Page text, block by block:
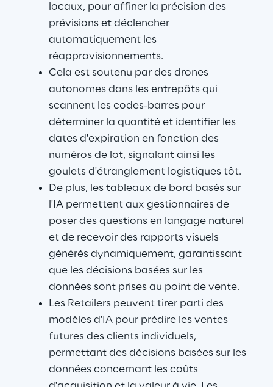
locaux, pour affiner la précision des
prévisions et déclencher
automatiquement les
réapprovisionnements.
Cela est soutenu par des drones
autonomes dans les entrepôts qui
scannent les codes-barres pour
déterminer la quantité et identifier les
dates d'expiration en fonction des
numéros de lot, signalant ainsi les
goulets d'étranglement logistiques tôt.
De plus, les tableaux de bord basés sur
l'IA permettent aux gestionnaires de
poser des questions en langage naturel
et de recevoir des rapports visuels
générés dynamiquement, garantissant
que les décisions basées sur les
données sont prises au point de vente.
Les Retailers peuvent tirer parti des
modèles d'IA pour prédire les ventes
futures des clients individuels,
permettant des décisions basées sur les
données concernant les coûts